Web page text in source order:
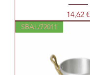
Prezzo
14,62 €
SBAL/72011